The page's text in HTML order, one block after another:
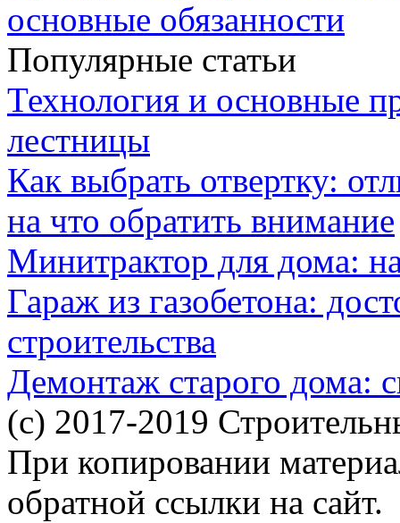
основные обязанности
Популярные статьи
Технология и основные
лестницы
Как выбрать отвертку:
на что обратить внимание
Минитрактор для дома:
Гараж из газобетона:
строительства
Демонтаж старого дома:
(c) 2017-2019
При копировании
обратной ссылки на сайт.